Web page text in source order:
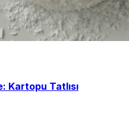
Kartopu Tatlısı